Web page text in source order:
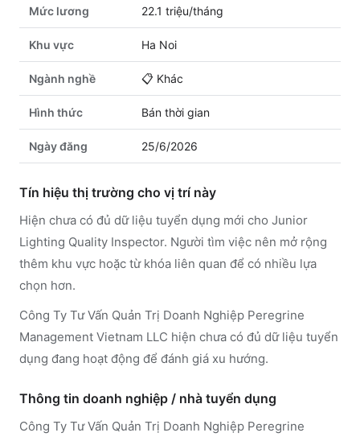
Mức lương 22.1 triệu/tháng
Khu vực Ha Noi
Ngành nghề 📋 Khác
Hình thức Bán thời gian
Ngày đăng 25/6/2026
Tín hiệu thị trường cho vị trí này
Hiện chưa có đủ dữ liệu tuyển dụng mới cho Junior
Lighting Quality Inspector. Người tìm việc nên mở rộng
thêm khu vực hoặc từ khóa liên quan để có nhiều lựa
chọn hơn.
Công Ty Tư Vấn Quản Trị Doanh Nghiệp Peregrine
Management Vietnam LLC hiện chưa có đủ dữ liệu tuyển
dụng đang hoạt động để đánh giá xu hướng.
Thông tin doanh nghiệp / nhà tuyển dụng
Công Ty Tư Vấn Quản Trị Doanh Nghiệp Peregrine